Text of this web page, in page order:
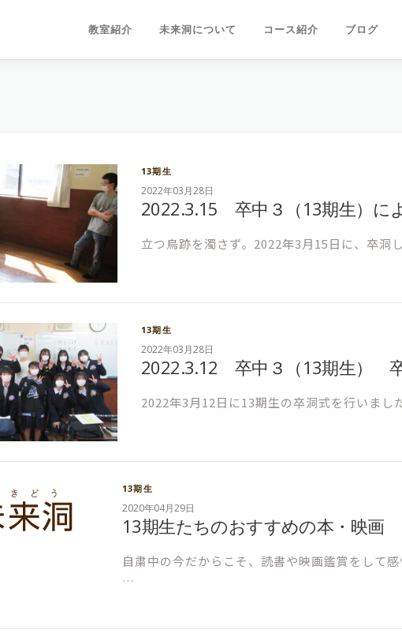
教室紹介 未来洞について コース紹介 ブログ
13期生
2022年03月28日
2022.3.15 卒中３（13期生）に
立つ鳥跡を濁さず。2022年3月15日に、卒洞
13期生
2022年03月28日
2022.3.12 卒中３（13期生）
2022年3月12日に13期生の卒洞式を行いまし
13期生
2020年04月29日
13期生たちのおすすめの本・映画
自粛中の今だからこそ、読書や映画鑑賞をして
…